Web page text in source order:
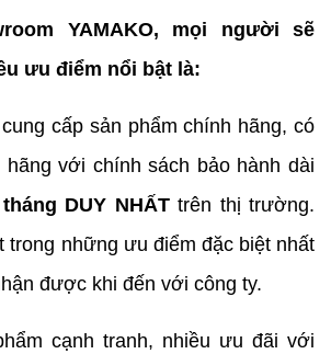
YAMAKO, mọi người sẽ
ưu điểm nổi bật là:
cấp sản phẩm chính hãng, có
hãng với chính sách bảo hành dài
tháng DUY NHẤTtrên thị trường.
trong những ưu điểm đặc biệt nhất
được khi đến với công ty.
cạnh tranh, nhiều ưu đãi với